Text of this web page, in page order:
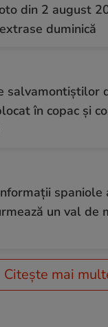
din 2 august
duminică
salvamontiștilor
în copac și
spaniole
un val de
Citește mai